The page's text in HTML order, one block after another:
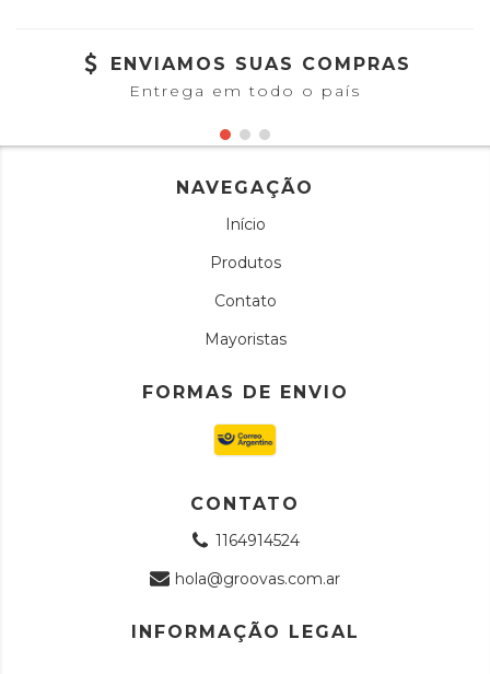
ENVIAMOS SUAS COMPRAS
Entrega em todo o país
NAVEGAÇÃO
Início
Produtos
Contato
Mayoristas
FORMAS DE ENVIO
CONTATO
1164914524
hola@groovas.com.ar
INFORMAÇÃO LEGAL